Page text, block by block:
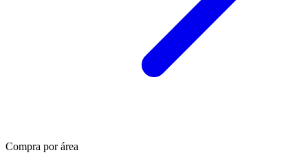
Compra por área